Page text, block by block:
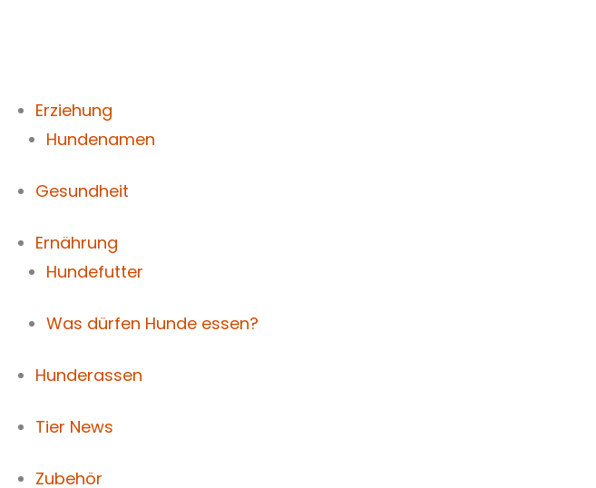
Erziehung
Hundenamen
Gesundheit
Ernährung
Hundefutter
Was dürfen Hunde essen?
Hunderassen
Tier News
Zubehör